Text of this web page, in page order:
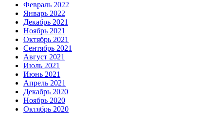
Февраль 2022
Январь 2022
Декабрь 2021
Ноябрь 2021
Октябрь 2021
Сентябрь 2021
Август 2021
Июль 2021
Июнь 2021
Апрель 2021
Декабрь 2020
Ноябрь 2020
Октябрь 2020